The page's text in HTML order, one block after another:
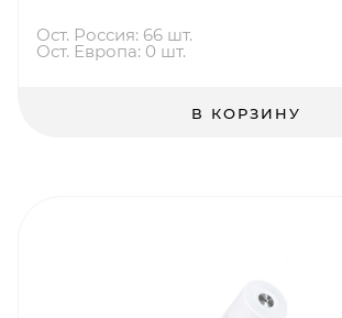
Ост. Россия: 66 шт.
Ост. Европа: 0 шт.
В КОРЗИНУ